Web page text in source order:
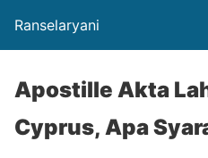
Ranselaryani
Apostille Akta
Cyprus, Apa